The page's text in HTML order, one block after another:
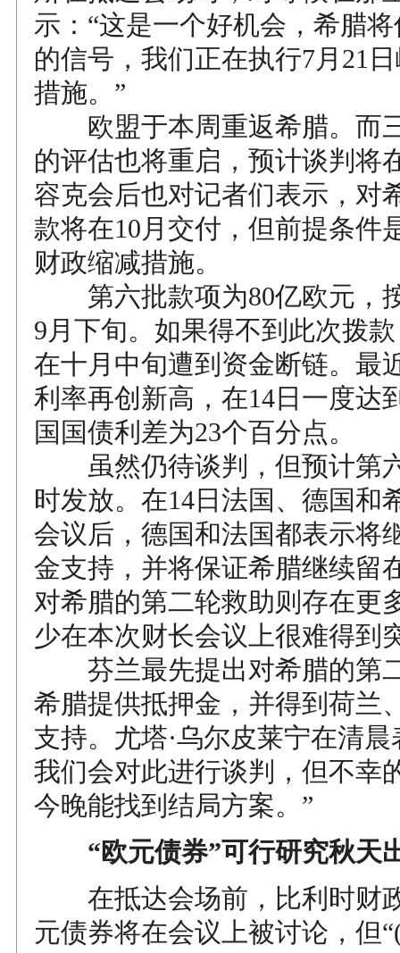
示：“这是一个好机会，希腊
的信号，我们正在执行7月21
措施。”
欧盟于本周重返希腊。而
的评估也将重启，预计谈判将
容克会后也对记者们表示，对
款将在10月交付，但前提条件
财政缩减措施。
第六批款项为80亿欧元，
9月下旬。如果得不到此次拨
在十月中旬遭到资金断链。最
利率再创新高，在14日一度达
国国债利差为23个百分点。
虽然仍待谈判，但预计第
时发放。在14日法国、德国和
会议后，德国和法国都表示将
金支持，并将保证希腊继续留
对希腊的第二轮救助则存在更
少在本次财长会议上很难得到
芬兰最先提出对希腊的第
希腊提供抵押金，并得到荷兰
支持。尤塔·乌尔皮莱宁在清
我们会对此进行谈判，但不幸
今晚能找到结局方案。”
“欧元债券”可行研究秋天
在抵达会场前，比利时财
元债券将在会议上被讨论，但